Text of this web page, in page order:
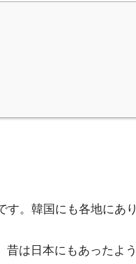
。韓国にも各地にあり
は日本にもあった